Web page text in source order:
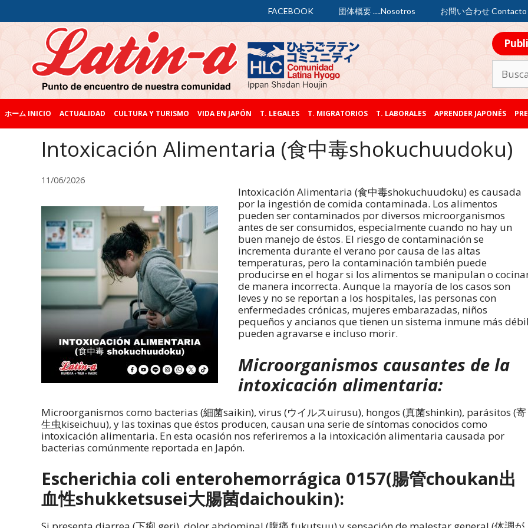
FACEBOOK 団体概要 ….Nosotros お問い合わせ Contacto
ホーム INICIO ACTUALIDAD CULTURA Y TURISMO VIDA EN JAPÓN T. LEGALES T. MIGRATORIOS T. LABORALES APRENDER JAPONÉS
Intoxicación Alimentaria (食中毒shokuchuudoku)
11/06/2026
Intoxicación Alimentaria (食中毒shokuchuudoku) es causada
por la ingestión de comida contaminada. Los alimentos
pueden ser contaminados por diversos microorganismos
antes de ser consumidos, especialmente cuando no hay un
buen manejo de éstos. El riesgo de contaminación se
incrementa durante el verano por causa de las altas
temperaturas, pero la contaminación también puede
producirse en el hogar si los alimentos se manipulan o
de manera incorrecta. Aunque la mayoría de los casos son
leves y no se reportan a los hospitales, las personas con
enfermedades crónicas, mujeres embarazadas, niños
pequeños y ancianos que tienen un sistema inmune más
pueden agravarse e incluso morir.
Microorganismos causantes de la
intoxicación alimentaria:
Microorganismos como bacterias (細菌saikin), virus (ウイルスuirusu), hongos (真菌shinkin), parásitos (寄
生虫kiseichuu), y las toxinas que éstos producen, causan una serie de síntomas conocidos como
intoxicación alimentaria. En esta ocasión nos referiremos a la intoxicación alimentaria causada por
bacterias comúnmente reportada en Japón.
Escherichia coli enterohemorrágica 0157(腸管choukan出
血性shukketsusei大腸菌daichoukin):